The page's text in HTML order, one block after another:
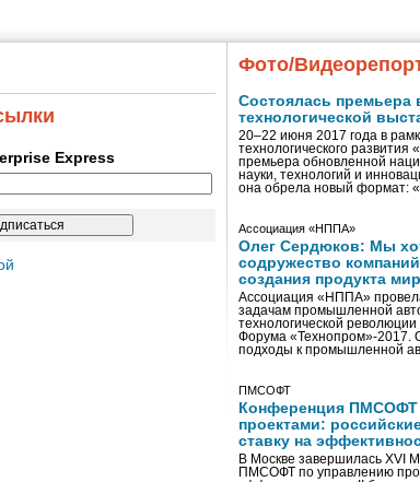
Express
Фото/
Состоялась премьера
технологической
20–22 июня 2017 года в
технологического развития
премьера обновленной
науки, технологий и
она обрела новый
Ассоциация «НППА»
Олег Сердюков: Мы
содружество
создания продукта
Ассоциация «НППА»
задачам промышленной
технологической
Форума «Технопром»-2017.
подходы к промышленной
ПМСОФТ
Конференция ПМСОФТ
проектами:
ставку на
В Москве завершилась XVI
ПМСОФТ по управлению